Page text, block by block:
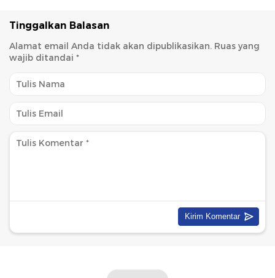
Tinggalkan Balasan
Alamat email Anda tidak akan dipublikasikan. Ruas yang
wajib ditandai *